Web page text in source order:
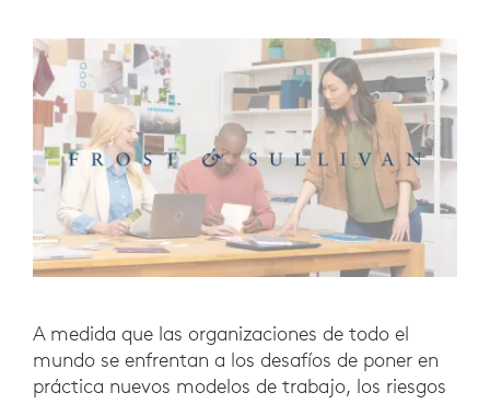
A medida que las organizaciones de todo el
mundo se enfrentan a los desafíos de poner en
práctica nuevos modelos de trabajo, los riesgos